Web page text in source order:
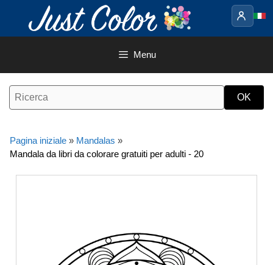
contenuto
Menu
Pagina iniziale » Mandalas »
Mandala da libri da colorare gratuiti per adulti - 20